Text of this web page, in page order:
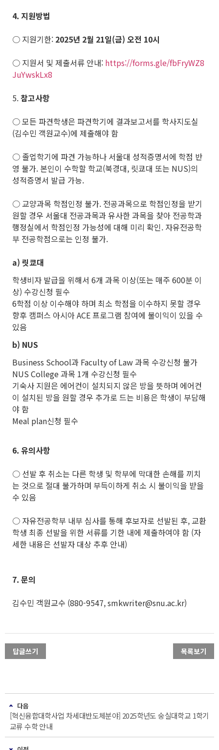
4. 지원방법
○ 지원기한: 2025년 2월 21일(금) 오전 10시
○ 지원서 및 제출서류 안내: https://forms.gle/fbFryWZ8
JuYwskLx8
5.참고사항
○ 모든 파견학생은 파견학기에 결과보고서를 학사지도실
(김수민 객원교수)에 제출해야 함
○ 졸업학기에 파견 가능하나 서울대 성적증명서에 학점 반
영 불가. 본인이 수학할 학교(북경대, 릿쿄대 또는 NUS)의
성적증명서 발급 가능.
○ 교양과목 학점인정 불가. 전공과목으로 학점인정을 받기
원할 경우 서울대 전공과목과 유사한 과목을 찾아 전공학과
행정실에서 학점인정 가능성에 대해 미리 확인. 자유전공학
부 전공학점으로는 인정 불가.
a) 릿쿄대
학생비자 발급을 위해서 6개 과목 이상(또는 매주 600분 이
상) 수강신청 필수
6학점 이상 이수해야 하며 최소 학점을 이수하지 못할 경우
향후 캠퍼스 아시아 ACE 프로그램 참여에 불이익이 있을 수
있음
b) NUS
Business School과 Faculty of Law 과목 수강신청 불가
NUS College 과목 1개 수강신청 필수
기숙사 지원은 에어컨이 설치되지 않은 방을 뜻하며 에어컨
이 설치된 방을 원할 경우 추가로 드는 비용은 학생이 부담해
야 함
Meal plan신청 필수
6. 유의사항
○ 선발 후 취소는 다른 학생 및 학부에 막대한 손해를 끼치
는 것으로 절대 불가하며 부득이하게 취소 시 불이익을 받을
수 있음
○ 자유전공학부 내부 심사를 통해 후보자로 선발된 후, 교환
학생 최종 선발을 위한 서류를 기한 내에 제출하여야 함 (자
세한 내용은 선발자 대상 추후 안내)
7. 문의
김수민 객원교수 (880-9547, smkwriter@snu.ac.kr)
답글쓰기 목록보기
다음
[혁신융합대학사업 차세대반도체분야] 2025학년도 숭실대학교 1학기
교류 수학 안내